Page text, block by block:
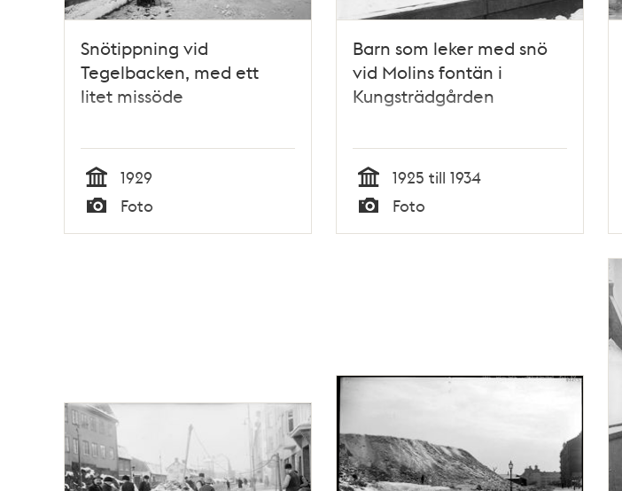
Snötippning vid
Tegelbacken, med ett
litet missöde
Tid
1929
Typ
Foto
Barn som leker med snö
vid Molins fontän i
Kungsträdgården
Tid
1925 till 1934
Typ
Foto